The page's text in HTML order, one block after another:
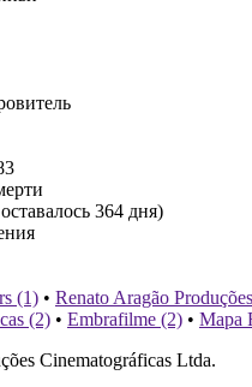
364 дня)
(1) • Renato Aragão Produções
(2) • Embrafilme (2) • Mapa
Cinematográficas Ltda.